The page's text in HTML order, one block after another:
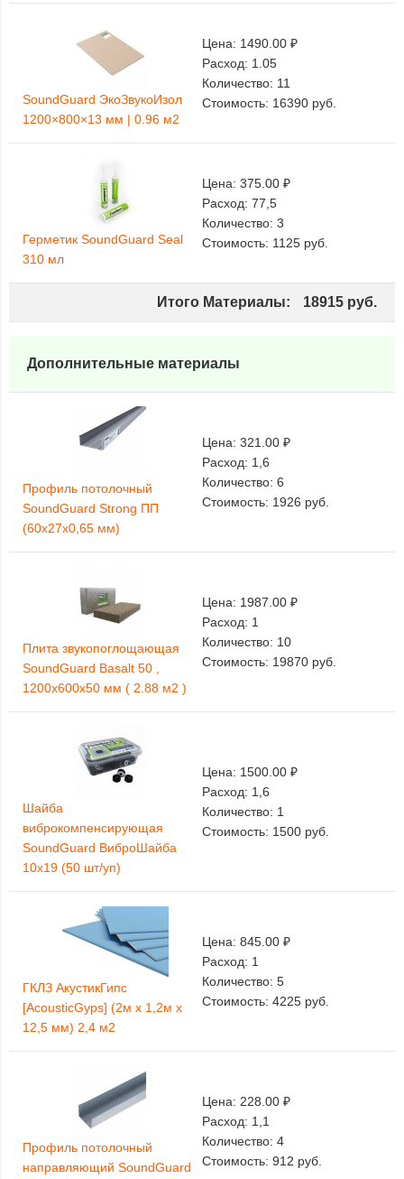
SoundGuard ЭкоЗвукоИзол
1200×800×13 мм | 0.96 м2
Цена: 1490.00 ₽
Расход: 1.05
Количество: 11
Стоимость: 16390 руб.
Герметик SoundGuard Seal
310 мл
Цена: 375.00 ₽
Расход: 77,5
Количество: 3
Стоимость: 1125 руб.
Итого Материалы: 18915 руб.
Дополнительные материалы
Профиль потолочный
SoundGuard Strong ПП
(60х27х0,65 мм)
Цена: 321.00 ₽
Расход: 1,6
Количество: 6
Стоимость: 1926 руб.
Плита звукопоглощающая
SoundGuard Basalt 50 ,
1200х600х50 мм ( 2.88 м2 )
Цена: 1987.00 ₽
Расход: 1
Количество: 10
Стоимость: 19870 руб.
Шайба
виброкомпенсирующая
SoundGuard ВиброШайба
10х19 (50 шт/уп)
Цена: 1500.00 ₽
Расход: 1,6
Количество: 1
Стоимость: 1500 руб.
ГКЛЗ АкустикГипс
[AcousticGyps] (2м х 1,2м х
12,5 мм) 2,4 м2
Цена: 845.00 ₽
Расход: 1
Количество: 5
Стоимость: 4225 руб.
Профиль потолочный
направляющий SoundGuard
Цена: 228.00 ₽
Расход: 1,1
Количество: 4
Стоимость: 912 руб.